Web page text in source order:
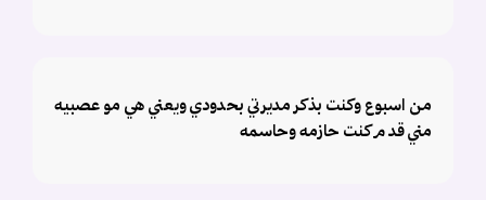
من اسبوع وكنت بذكر مديرتي بحدودي ويعني هي مو عصبيه
مني قد م كنت حازمه وحاسمه